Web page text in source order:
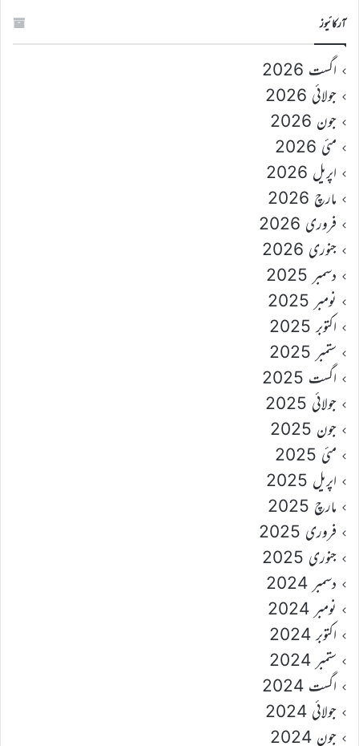
آرکائیوز
اگست 2026
جولائی 2026
جون 2026
مئی 2026
اپریل 2026
مارچ 2026
فروری 2026
جنوری 2026
دسمبر 2025
نومبر 2025
اکتوبر 2025
ستمبر 2025
اگست 2025
جولائی 2025
جون 2025
مئی 2025
اپریل 2025
مارچ 2025
فروری 2025
جنوری 2025
دسمبر 2024
نومبر 2024
اکتوبر 2024
ستمبر 2024
اگست 2024
جولائی 2024
جون 2024